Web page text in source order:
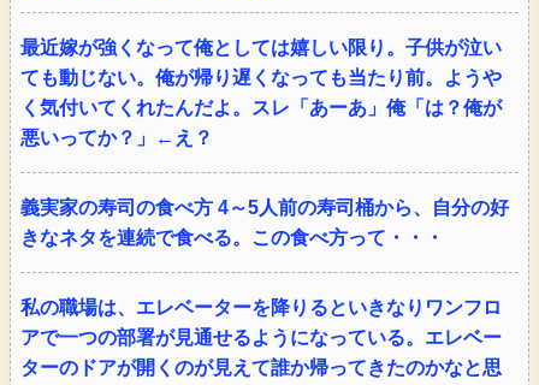
最近嫁が強くなって俺としては嬉しい限り。子供が泣い
ても動じない。俺が帰り遅くなっても当たり前。ようや
く気付いてくれたんだよ。スレ「あーあ」俺「は？俺が
悪いってか？」←え？
義実家の寿司の食べ方 4～5人前の寿司桶から、自分の好
きなネタを連続で食べる。この食べ方って・・・
私の職場は、エレベーターを降りるといきなりワンフロ
アで一つの部署が見通せるようになっている。エレベー
ターのドアが開くのが見えて誰か帰ってきたのかなと思